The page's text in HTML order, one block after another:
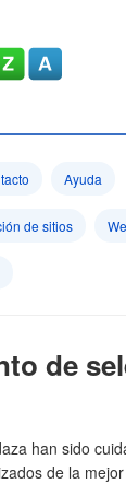
Ayuda
de sitios
de
han sido
de la